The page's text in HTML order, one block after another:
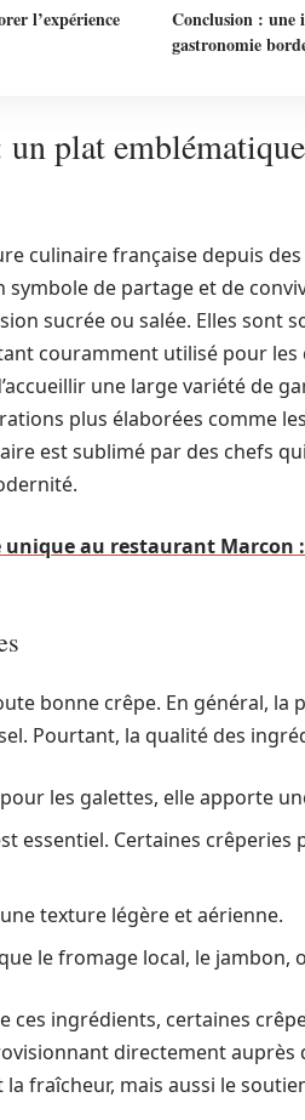
l’expérience
Conclusion : une
gastronomie
un plat
culinaire française depuis
de partage et de
sucrée ou salée. Elles sont
couramment utilisé pour les
une large variété de
plus élaborées comme
est sublimé par des chefs
unique au restaurant Marcon
bonne crêpe. En général, la
Pourtant, la qualité des
les galettes, elle apporte
essentiel. Certaines
texture légère et aérienne.
le fromage local, le jambon,
ces ingrédients, certaines
directement
fraîcheur, mais aussi le